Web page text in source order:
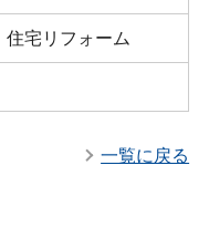
住宅リフォーム
一覧に戻る